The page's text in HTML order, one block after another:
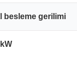
besleme gerilimi